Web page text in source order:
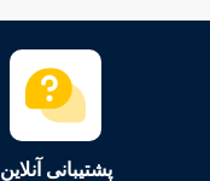
پشتیبانی آنلاین